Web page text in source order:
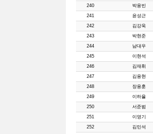
240
박용빈
241
윤성근
242
김강욱
243
박현준
244
남대우
245
이현석
246
김재휘
247
김용현
248
장용훈
249
이하율
250
서준범
251
이영기
252
김민석